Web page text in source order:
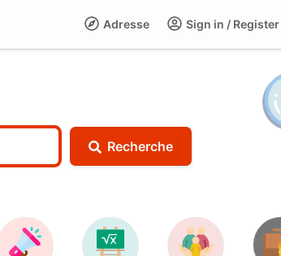
Sign in / Register
Adresse
Recherche